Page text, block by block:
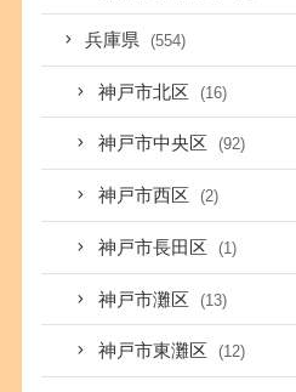
兵庫県 (554)
神戸市北区 (16)
神戸市中央区 (92)
神戸市西区 (2)
神戸市長田区 (1)
神戸市灘区 (13)
神戸市東灘区 (12)